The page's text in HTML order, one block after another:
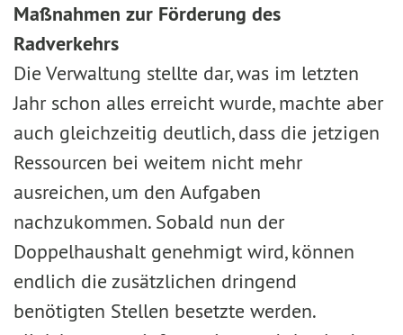
Maßnahmen zur Förderung des
Radverkehrs
Die Verwaltung stellte dar, was im letzten
Jahr schon alles erreicht wurde, machte aber
auch gleichzeitig deutlich, dass die jetzigen
Ressourcen bei weitem nicht mehr
ausreichen, um den Aufgaben
nachzukommen. Sobald nun der
Doppelhaushalt genehmigt wird, können
endlich die zusätzlichen dringend
benötigten Stellen besetzte werden.